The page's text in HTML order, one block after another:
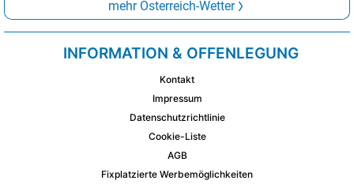
mehr Österreich-Wetter
INFORMATION & OFFENLEGUNG
Kontakt
Impressum
Datenschutzrichtlinie
Cookie-Liste
AGB
Fixplatzierte Werbemöglichkeiten